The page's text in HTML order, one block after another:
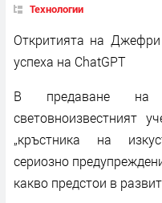
Технологии
Откритията на
успеха на ChatGPT
В предаване на
световноизвестният
„кръстника на
сериозно
какво предстои в